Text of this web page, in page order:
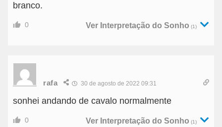
branco.
0 Ver Interpretação do Sonho (1)
rafa 30 de agosto de 2022 09:31
sonhei andando de cavalo normalmente
0 Ver Interpretação do Sonho (1)